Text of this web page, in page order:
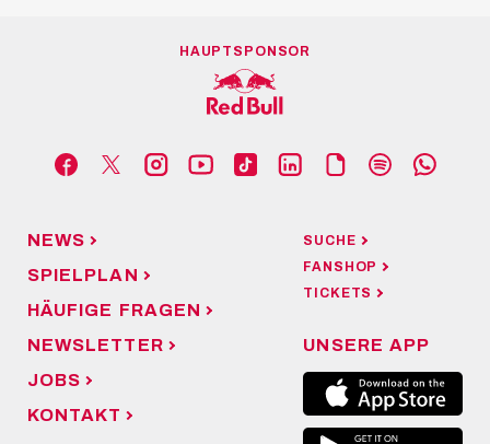
HAUPTSPONSOR
NEWS
SPIELPLAN
HÄUFIGE FRAGEN
NEWSLETTER
JOBS
KONTAKT
SUCHE
FANSHOP
TICKETS
UNSERE APP